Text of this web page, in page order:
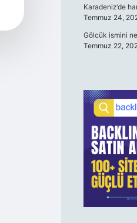
Karadeniz’de
Temmuz 24,
Gölcük ismini
Temmuz 22,